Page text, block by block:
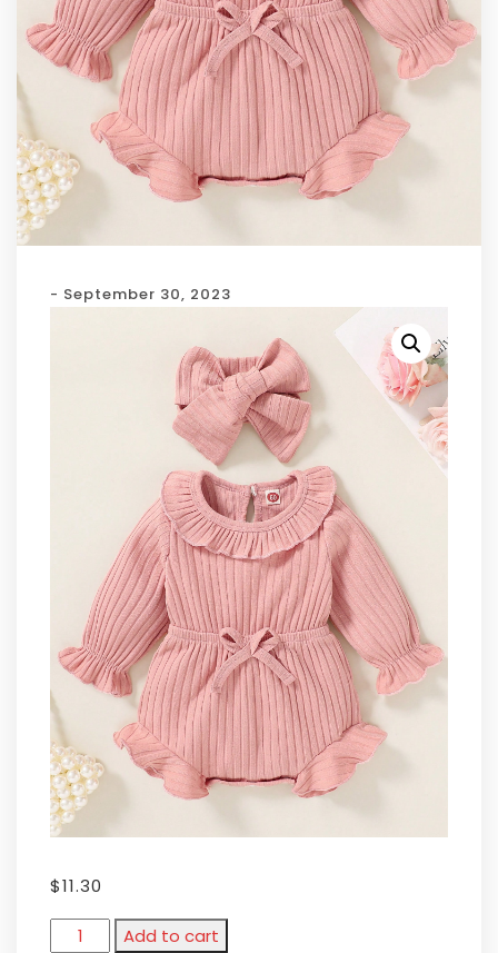
- September 30, 2023
$11.30
Add to cart